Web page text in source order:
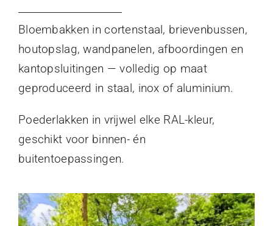
Bloembakken in cortenstaal, brievenbussen,
houtopslag, wandpanelen, afboordingen en
kantopsluitingen — volledig op maat
geproduceerd in staal, inox of aluminium.
Poederlakken in vrijwel elke RAL-kleur,
geschikt voor binnen- én
buitentoepassingen.